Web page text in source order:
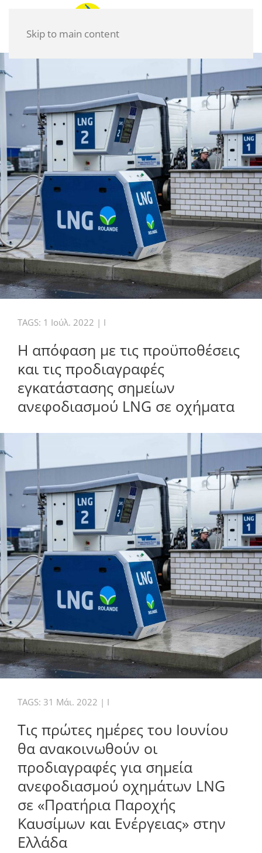
Skip to main content
TAGS: 1 Ιούλ. 2022 | I
Η απόφαση με τις προϋποθέσεις
και τις προδιαγραφές
εγκατάστασης σημείων
ανεφοδιασμού LNG σε οχήματα
TAGS: 31 Μάι. 2022 | I
Τις πρώτες ημέρες του Ιουνίου
θα ανακοινωθούν οι
προδιαγραφές για σημεία
ανεφοδιασμού οχημάτων LNG
σε «Πρατήρια Παροχής
Καυσίμων και Ενέργειας» στην
Ελλάδα